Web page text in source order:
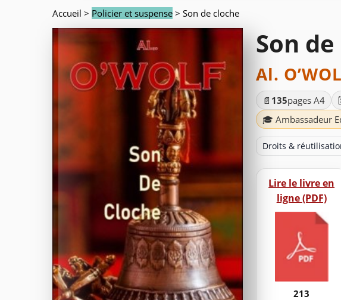
Accueil > Policier et suspense > Son de cloche
Son
Al.
📄 135pages A4
🎓 Ambassadeur
Droits &
Lire le livre en
ligne (PDF)
213